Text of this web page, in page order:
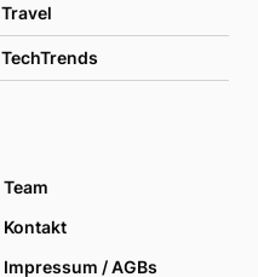
Travel
TechTrends
Team
Kontakt
Impressum / AGBs